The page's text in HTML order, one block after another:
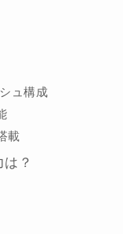
ュ構成
載
？